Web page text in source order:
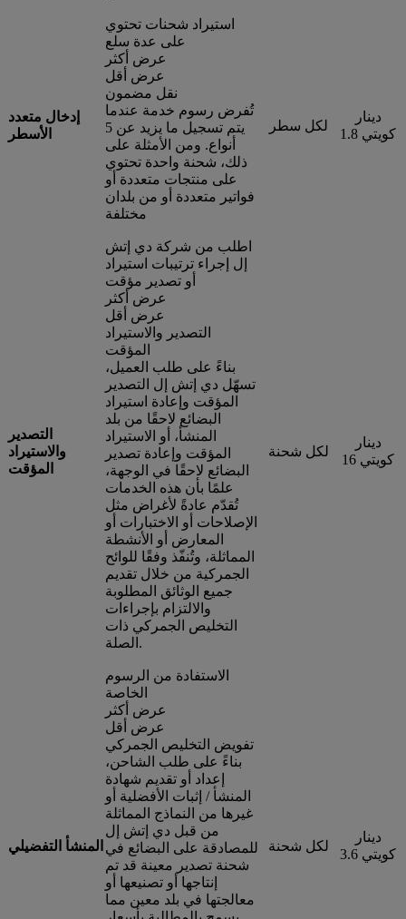
إدخال متعدد
الأسطر
استيراد شحنات تحتوي
على عدة سلع
عرض أكثر
عرض أقل
نقل مضمون
تُفرض رسوم خدمة عندما
يتم تسجيل ما يزيد عن 5
أنواع. ومن الأمثلة على
ذلك، شحنة واحدة تحتوي
على منتجات متعددة أو
فواتير متعددة أو من بلدان
مختلفة
لكل سطر
دينار
كويتي 1.8
التصدير
والاستيراد
المؤقت
اطلب من شركة دي إتش
إل إجراء ترتيبات استيراد
أو تصدير مؤقت
عرض أكثر
عرض أقل
التصدير والاستيراد
المؤقت
بناءً على طلب العميل،
تسهّل دي إتش إل التصدير
المؤقت وإعادة استيراد
البضائع لاحقًا من بلد
المنشأ، أو الاستيراد
المؤقت وإعادة تصدير
البضائع لاحقًا في الوجهة،
علمًا بأن هذه الخدمات
تُقدّم عادةً لأغراض مثل
الإصلاحات أو الاختبارات أو
المعارض أو الأنشطة
المماثلة، وتُنفّذ وفقًا للوائح
الجمركية من خلال تقديم
جميع الوثائق المطلوبة
والالتزام بإجراءات
التخليص الجمركي ذات
الصلة.
لكل شحنة
دينار
كويتي 16
المنشأ التفضيلي
الاستفادة من الرسوم
الخاصة
عرض أكثر
عرض أقل
تفويض التخليص الجمركي
بناءً على طلب الشاحن،
إعداد أو تقديم شهادة
المنشأ / إثبات الأفضلية أو
غيرها من النماذج المماثلة
من قبل دي إتش إل
للمصادقة على البضائع في
شحنة تصدير معينة قد تم
إنتاجها أو تصنيعها أو
معالجتها في بلد معين مما
لكل شحنة
دينار
كويتي 3.6